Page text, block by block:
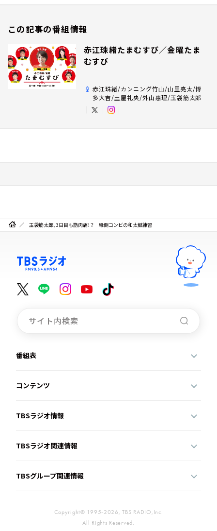
この記事の番組情報
赤江珠緒たまむすび／金曜たま
むすび
赤江珠緒/カンニング竹山/山里亮太/博
多大吉/土屋礼央/外山惠理/玉袋筋太郎
玉袋筋太郎、3日目も筋肉痛！？ 縁側コンビの和太鼓練習
番組表
コンテンツ
TBSラジオ情報
TBSラジオ関連情報
TBSグループ関連情報
Copyright© 1995-2026, TBS RADIO,Inc.
All Rights Reserved.